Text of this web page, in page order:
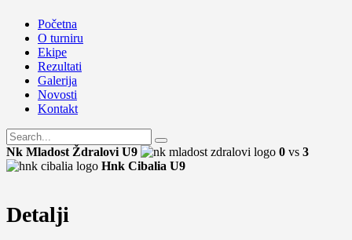
Početna
O turniru
Ekipe
Rezultati
Galerija
Novosti
Kontakt
Nk Mladost Ždralovi U9 0 vs 3
Hnk Cibalia U9
Detalji